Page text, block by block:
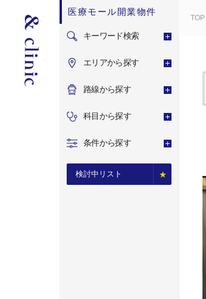
医療モール開業物件
キーワード検索
エリアから探す
路線から探す
科目から探す
条件から探す
検討中リスト
TOP